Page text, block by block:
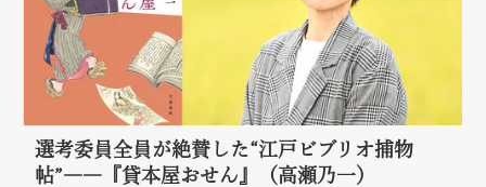
選考委員全員が絶賛した“江戸ビブリオ捕物
帖”――『貸本屋おせん』（高瀬乃一）